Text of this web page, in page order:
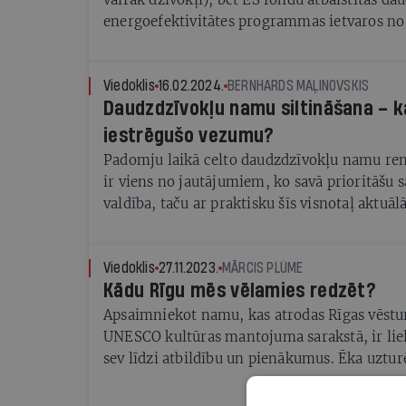
energoefektivitātes programmas ietvaros
divas reizes mazāk nekā Pierīgā, Kurzemē
apņēmusies līdz 2030. gadam kļūt par
tāpēc ar steigu jāatrod risinājums, kas
beidzot izkustinātu novecojušā dzīvojamā
mazinātu Rīgas energopatēriņu. Patiesībā
neiespējamā misija, turklāt Rīgas
nozīmīgu impulsu Latvijas ekonomikas
Viedoklis 16.02.2024. BERNHARDS MAĻINOVSKIS
Daudzdzīvokļu namu siltināšana –
iestrēgušo vezumu?
Padomju laikā celto daudzdzīvokļu namu
ir viens no jautājumiem, ko savā prioritāšu
valdība, taču ar praktisku šīs visnotaļ
Rīgā, kur veco namu ir visvairāk, šis
pamatīgi iestrēdzis.
Viedoklis 27.11.2023. MĀRCIS PLŪME
Kādu Rīgu mēs vēlamies redzēt?
Apsaimniekot namu, kas atrodas Rīgas
UNESCO kultūras mantojuma sarakstā, ir
sev līdzi atbildību un pienākumus. Ēka
visiem nosacījumiem, nozīmē lielas